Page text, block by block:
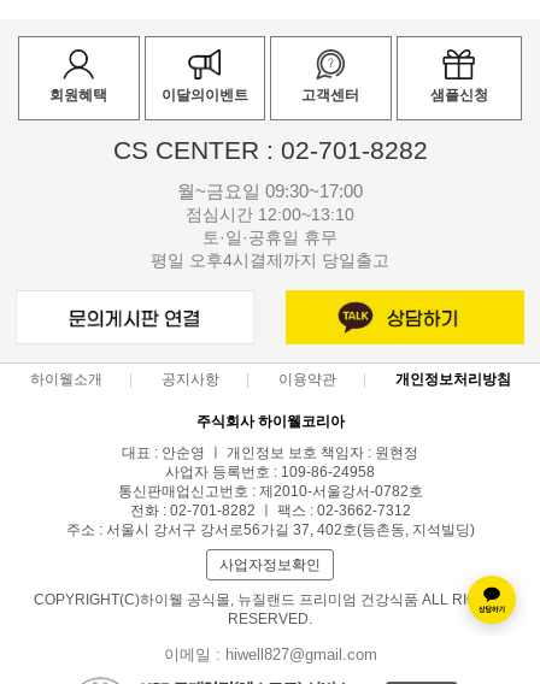
회원혜택 이달의이벤트 고객센터 샘플신청
CS CENTER : 02-701-8282
월~금요일 09:30~17:00
점심시간 12:00~13:10
토·일·공휴일 휴무
평일 오후4시결제까지 당일출고
하이웰소개 공지사항 이용약관 개인정보처리방침
주식회사 하이웰코리아
대표 : 안순영 ㅣ 개인정보 보호 책임자 : 원현정
사업자 등록번호 : 109-86-24958
통신판매업신고번호 : 제2010-서울강서-0782호
전화 : 02-701-8282 ㅣ 팩스 : 02-3662-7312
주소 : 서울시 강서구 강서로56가길 37, 402호(등촌동, 지석빌딩)
사업자정보확인
COPYRIGHT(C)하이웰 공식몰, 뉴질랜드 프리미엄 건강식품 ALL RIGHTS
RESERVED.
이메일 : hiwell827@gmail.com